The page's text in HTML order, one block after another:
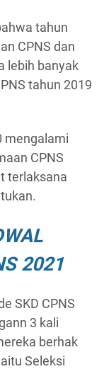
tahun
CPNS dan
lebih banyak
tahun 2019
mengalami
CPNS
terlaksana
2021
SKD CPNS
3 kali
berhak
Seleksi